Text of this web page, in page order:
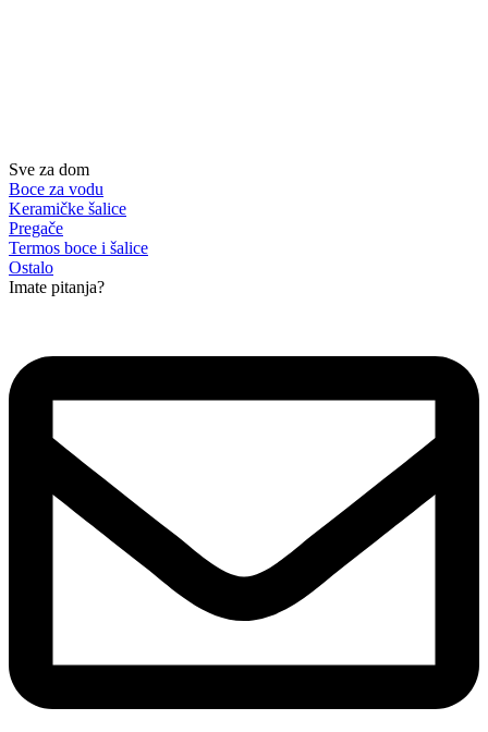
Sve za dom
Boce za vodu
Keramičke šalice
Pregače
Termos boce i šalice
Ostalo
Imate pitanja?